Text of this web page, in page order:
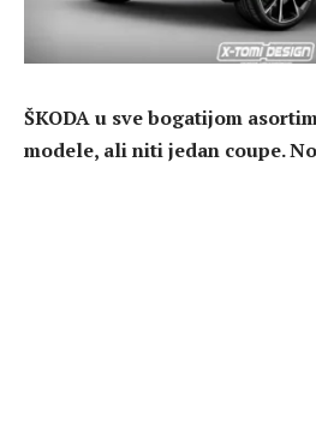
ŠKODA u sve bogatijom
modele, ali niti jedan coupe.